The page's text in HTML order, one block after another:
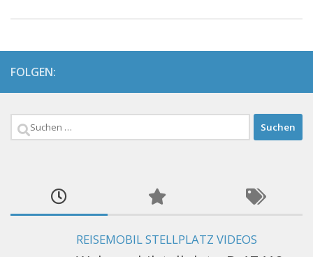
FOLGEN:
Suchen
REISEMOBIL STELLPLATZ VIDEOS